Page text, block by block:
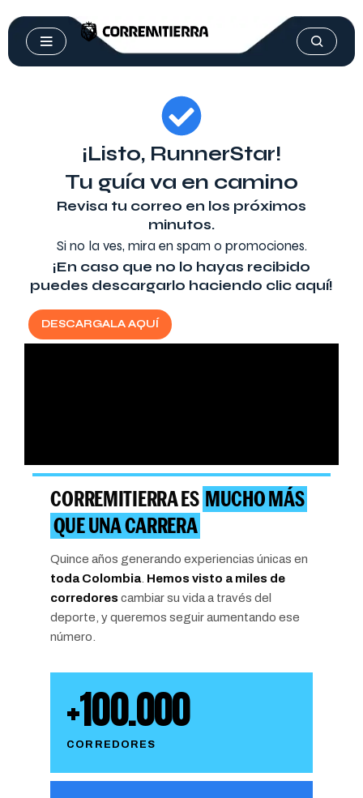
¡Listo, RunnerStar!
Tu guía va en camino
Revisa tu correo en los próximos
minutos.
Si no la ves, mira en spam o promociones.
¡En caso que no lo hayas recibido
puedes descargarlo haciendo clic aquí!
DESCARGALA AQUÍ
CORREMITIERRA ES MUCHO MÁS
QUE UNA CARRERA
Quince años generando experiencias únicas en
toda Colombia Hemos visto a miles de
corredorescambiar su vida a través del
deporte, y queremos seguir aumentando ese
número.
+100.000
CORREDORES